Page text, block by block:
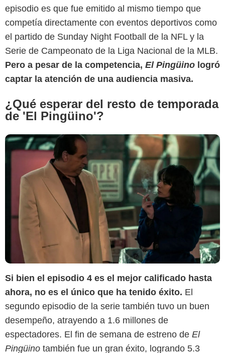
episodio es que fue emitido al mismo tiempo que
competía directamente con eventos deportivos como
el partido de Sunday Night Football de la NFL y la
Serie de Campeonato de la Liga Nacional de la MLB.
Pero a pesar de la competencia, El Pingüino logró
captar la atención de una audiencia masiva.
¿Qué esperar del resto de temporada
de 'El Pingüino'?
Beebom
Si bien el episodio 4 es el mejor calificado hasta
ahora, no es el único que ha tenido éxito. El
segundo episodio de la serie también tuvo un buen
desempeño, atrayendo a 1.6 millones de
espectadores. El fin de semana de estreno de El
Pingüino también fue un gran éxito, logrando 5.3